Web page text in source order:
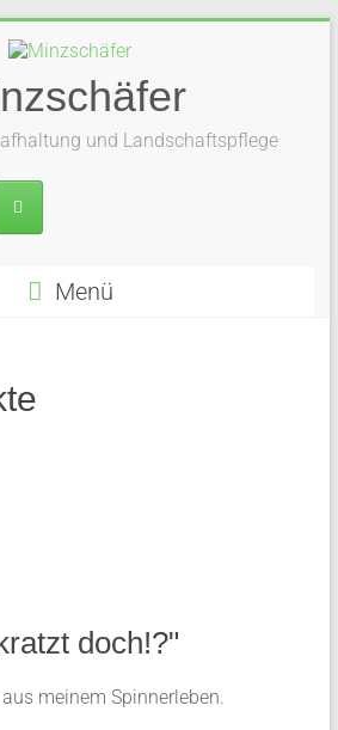
und Landschaftspflege
Menü
doch!?"
meinem Spinnerleben.